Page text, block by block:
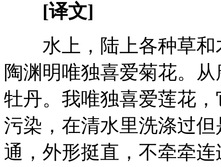
[译文]
水上，陆上各种草和
陶渊明唯独喜爱菊花。
牡丹。我唯独喜爱莲花
污染，在清水里洗涤过
通，外形挺直，不牵牵